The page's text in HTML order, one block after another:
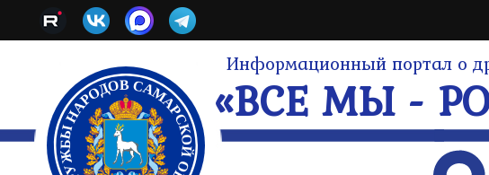
Информационный портал о
«ВСЕ МЫ -